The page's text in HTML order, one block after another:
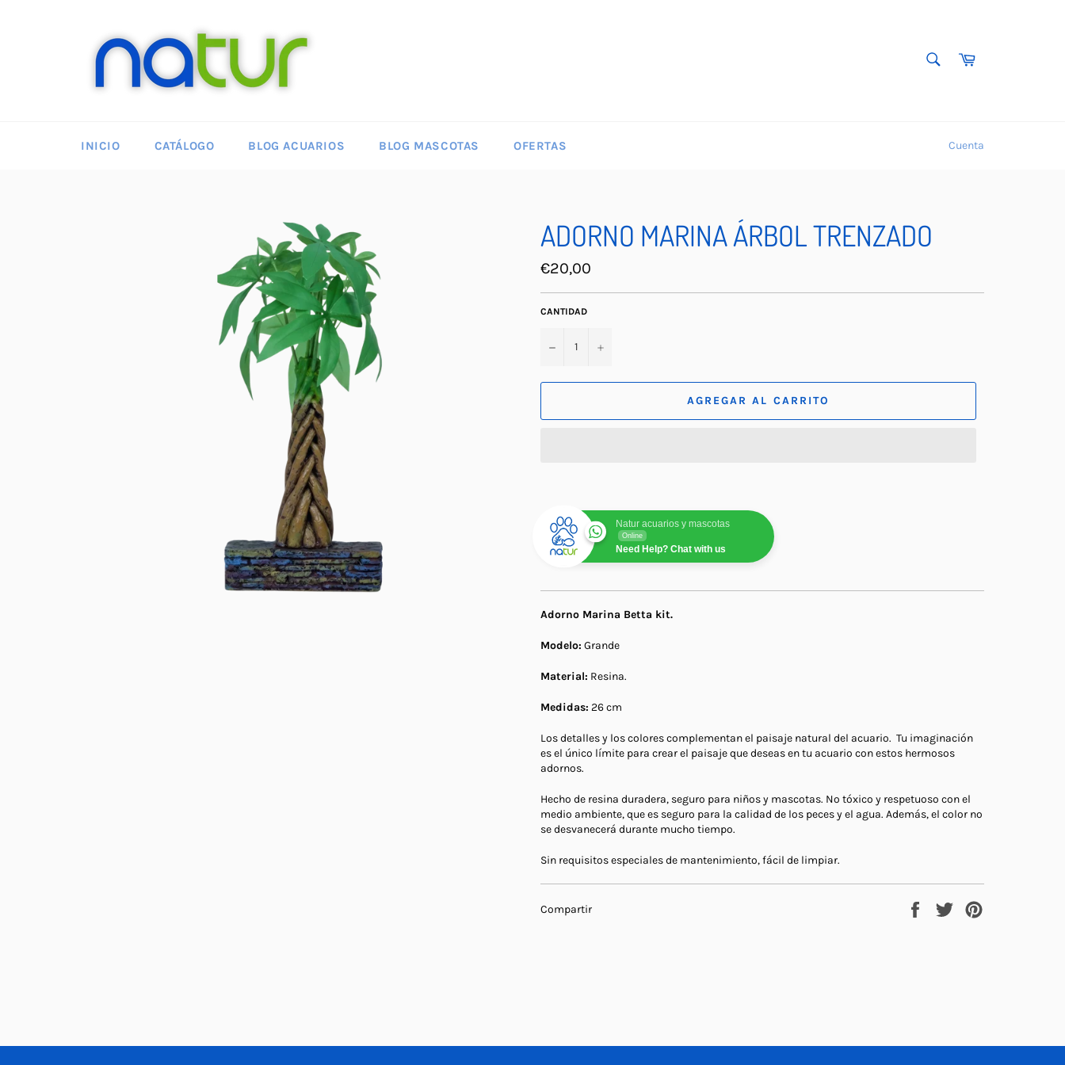
Carrito
INICIO CATÁLOGO BLOG ACUARIOS BLOG MASCOTAS OFERTAS Cuenta
ADORNO MARINA ÁRBOL TRENZADO
Precio
habitual
€20,00
CANTIDAD
− +
AGREGAR AL CARRITO
Natur acuarios y mascotas
Online
Need Help? Chat with us
Adorno Marina Betta kit.
Modelo: Grande
Material: Resina.
Medidas: 26 cm
Los detalles y los colores complementan el paisaje natural del acuario. Tu imaginación
es el único límite para crear el paisaje que deseas en tu acuario con estos hermosos
adornos.
Hecho de resina duradera, seguro para niños y mascotas. No tóxico y respetuoso con el
medio ambiente, que es seguro para la calidad de los peces y el agua. Además, el color no
se desvanecerá durante mucho tiempo.
Sin requisitos especiales de mantenimiento, fácil de limpiar.
Compartir
Compartir
Tuitear